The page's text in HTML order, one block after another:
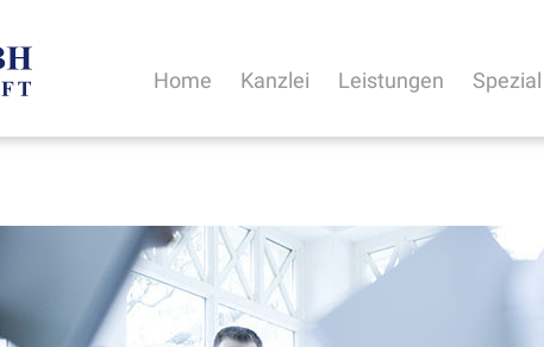
Home Kanzlei Leistungen